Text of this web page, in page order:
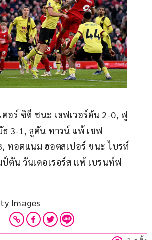
อร์ ซิตี ชนะ เอฟเวอร์ตัน 2-0, ฟู
3-1, ลูตัน ทาวน์ แพ้ เชฟ
ทอตแนม ฮอตสเปอร์ ชนะ ไบรท์
ตัน วันเดอเรอร์ส แพ้ เบรนท์ฟ
Images